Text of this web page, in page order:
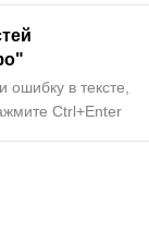
ошибку в тексте,
Ctrl+Enter